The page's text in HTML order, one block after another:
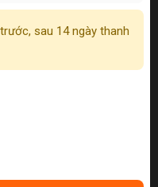
trước, sau 14 ngày thanh